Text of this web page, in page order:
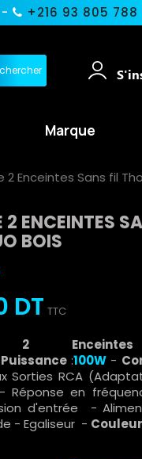
+216 93 805 788
Marque
2 Enceintes Sans fil
2 ENCEINTES
BOIS
DT TTC
2
Puissance:100W -
Sorties RCA
Réponse en
d'entrée -
- Egaliseur - Couleur